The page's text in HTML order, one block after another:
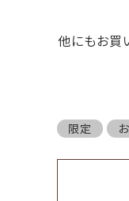
他にもお買
限定